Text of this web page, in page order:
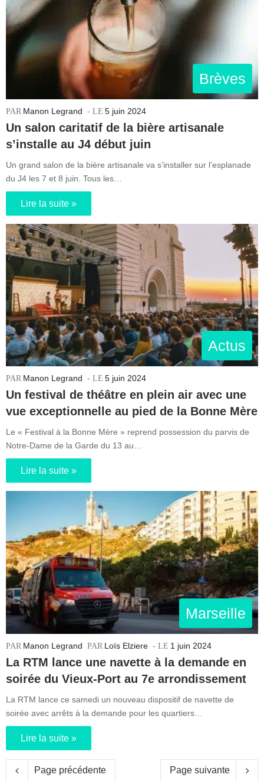
Brèves
Manon Legrand 5 juin 2024
Un salon caritatif de la bière artisanale
s’installe au J4 début juin
Un grand salon de la bière artisanale va s’installer sur l’esplanade
du J4 les 7 et 8 juin. Tous les…
Lire la suite »
Actus
Manon Legrand 5 juin 2024
Un festival de théâtre en plein air avec une
vue exceptionnelle au pied de la Bonne Mère
Le « Festival à la Bonne Mère » reprend possession du parvis de
Notre-Dame de la Garde du 13 au…
Lire la suite »
Marseille
Manon Legrand Loïs Elziere 1 juin 2024
La RTM lance une navette à la demande en
soirée du Vieux-Port au 7e arrondissement
La RTM lance ce samedi un nouveau dispositif de navette de
soirée avec arrêts à la demande pour les quartiers…
Lire la suite »
Page précédente Page suivante